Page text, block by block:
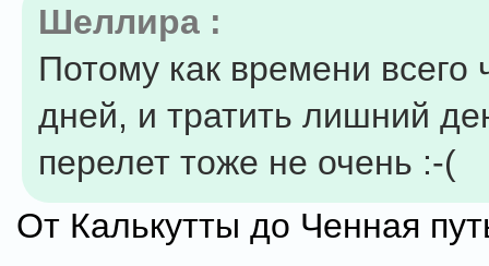
Шеллира :
Потому как времени всего
дней, и тратить лишний
перелет тоже не очень :-(
От Калькутты до Ченная